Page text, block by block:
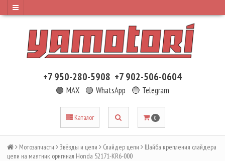
+7 950-280-5908 +7 902-506-0604
🟢 MAX 🟢 WhatsApp 🔵 Telegram
Каталог 0
Мотозапчасти Звёзды и цепи Слайдер цепи
Шайба крепления слайдера
цепи на маятник оригинал Honda 52171-KR6-000